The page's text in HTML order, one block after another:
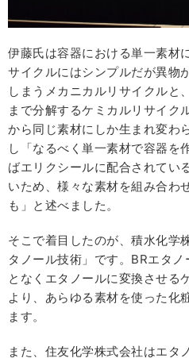
伊藤氏は容器における単一素材
サイクルにはシンプルだが異物
しまうメカニカルリサイクルと
まで分解するケミカルリサイク
から同じ素材にしか生まれ変わ
し「なるべく単一素材で容器を
ばエリクシールに配合されてい
いため、様々な素材を組み合わ
も」と述べました。
そこで着目したのが、積水化学
タノール技術」です。BRエタ
となくエタノールに変換させる
より、あらゆる素材を使った化
ます。
また、住友化学株式会社はエタ